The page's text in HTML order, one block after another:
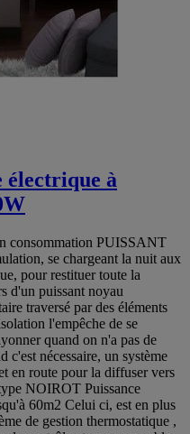
électrique à
consommation PUISSANT
se chargeant la nuit aux
pour restituer toute la
d'un puissant noyau
traversé par des éléments
l'empêche de se
quand on n'a pas de
c'est nécessaire, un système
en route pour la diffuser vers
NOIROT Puissance
60m2 Celui ci, est en plus
de gestion thermostatique ,